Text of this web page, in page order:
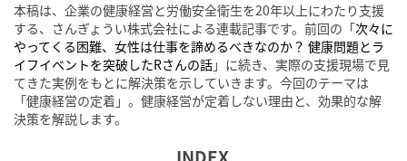
本稿は、企業の健康経営と労働安全衛生を20年以上にわたり支援
する、さんぎょうい株式会社による連載記事です。前回の「次々に
やってくる困難、女性は仕事を諦めるべきなのか？ 健康問題とラ
イフイベントを突破したRさんの話」に続き、実際の支援現場で見
てきた実例をもとに解決策を示していきます。今回のテーマは
「健康経営の定着」。健康経営が定着しない理由と、効果的な解
決策を解説します。